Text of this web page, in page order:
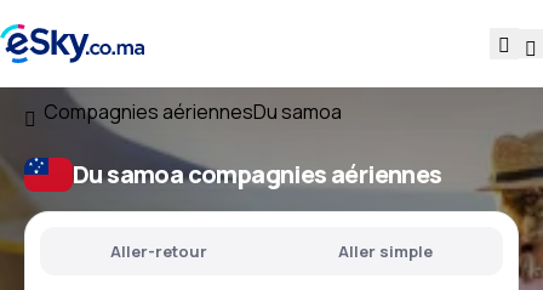
Compagnies aériennesDu samoa
Du samoa compagnies aériennes
Aller-retour Aller simple